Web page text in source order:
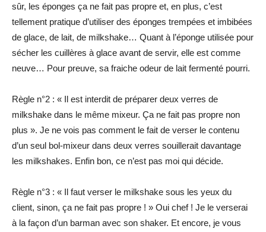
sûr, les éponges ça ne fait pas propre et, en plus, c’est
tellement pratique d’utiliser des éponges trempées et imbibées
de glace, de lait, de milkshake… Quant à l’éponge utilisée pour
sécher les cuillères à glace avant de servir, elle est comme
neuve… Pour preuve, sa fraiche odeur de lait fermenté pourri.
Règle n°2 : « Il est interdit de préparer deux verres de
milkshake dans le même mixeur. Ça ne fait pas propre non
plus ». Je ne vois pas comment le fait de verser le contenu
d’un seul bol-mixeur dans deux verres souillerait davantage
les milkshakes. Enfin bon, ce n’est pas moi qui décide.
Règle n°3 : « Il faut verser le milkshake sous les yeux du
client, sinon, ça ne fait pas propre ! » Oui chef ! Je le verserai
à la façon d’un barman avec son shaker. Et encore, je vous